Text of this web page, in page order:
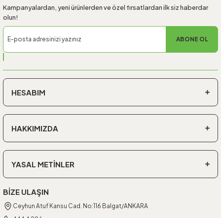
Kampanyalardan, yeni ürünlerden ve özel fırsatlardan ilk siz haberdar
olun!
ABONE OL
HESABIM
HAKKIMIZDA
YASAL METİNLER
BİZE ULAŞIN
Ceyhun Atuf Kansu Cad. No:116 Balgat/ANKARA